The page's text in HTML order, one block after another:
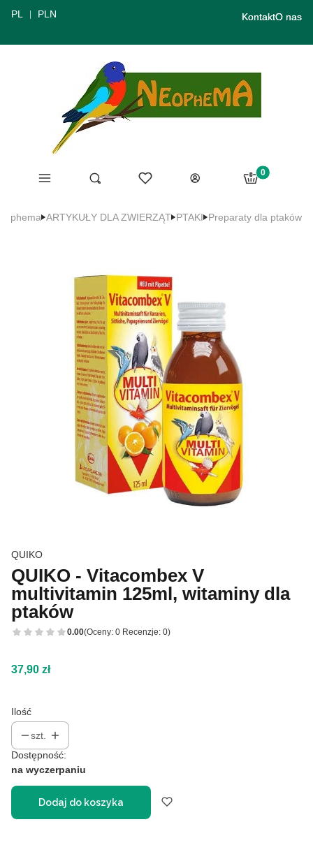
PL PLN KontaktO nas
Menu Otwórz wyszukiwarkę
Szukaj Ulubione
Zaloguj się
Produkty w
Koszyk
ARTYKUŁY DLA ZWIERZĄT PTAKI Preparaty dla ptaków
QUIKO
QUIKO - Vitacombex V
multivitamin 125ml, witaminy dla
ptaków
0.00(Oceny: 0 Recenzje: 0)
Cena
37,90 zł
Ilość
szt.
Dostępność:
na wyczerpaniu
Dodaj do koszyka